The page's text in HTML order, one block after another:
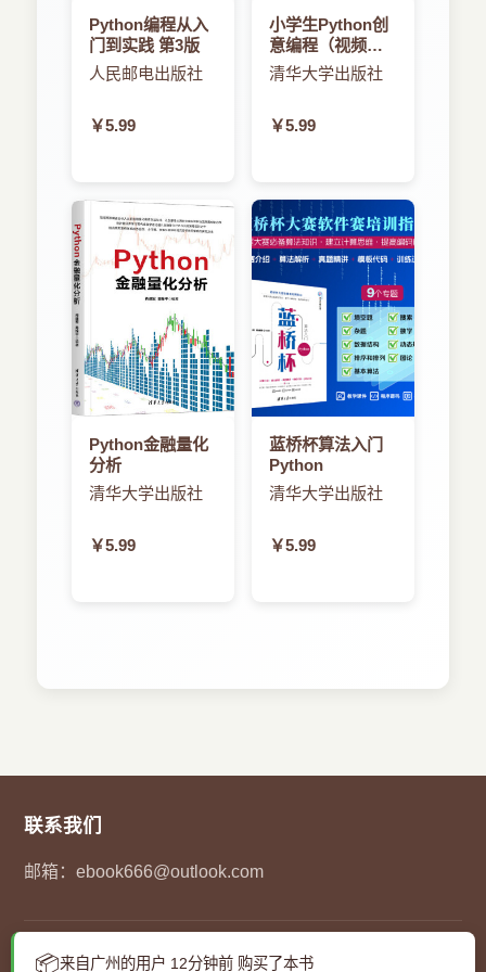
Python编程从入
门到实践 第3版
人民邮电出版社
￥5.99
小学生Python创
意编程（视频教
学版）
清华大学出版社
￥5.99
Python金融量化
分析
清华大学出版社
￥5.99
蓝桥杯算法入门
Python
清华大学出版社
￥5.99
📦来自广州的用户 12分钟前 购买了本书
联系我们
邮箱：ebook666@outlook.com
© 2023百姓电子书- 您的在线图书馆. 保留所有权利.